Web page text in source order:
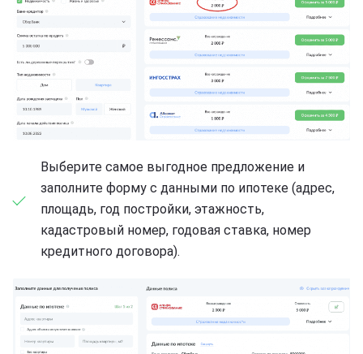
Выберите самое выгодное предложение и
заполните форму с данными по ипотеке (адрес,
площадь, год постройки, этажность,
кадастровый номер, годовая ставка, номер
кредитного договора).